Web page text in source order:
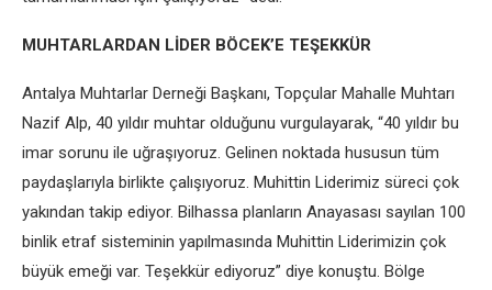
MUHTARLARDAN LİDER BÖCEK’E TEŞEKKÜR
Antalya Muhtarlar Derneği Başkanı, Topçular Mahalle Muhtarı
Nazif Alp, 40 yıldır muhtar olduğunu vurgulayarak, “40 yıldır bu
imar sorunu ile uğraşıyoruz. Gelinen noktada hususun tüm
paydaşlarıyla birlikte çalışıyoruz. Muhittin Liderimiz süreci çok
yakından takip ediyor. Bilhassa planların Anayasası sayılan 100
binlik etraf sisteminin yapılmasında Muhittin Liderimizin çok
büyük emeği var. Teşekkür ediyoruz” diye konuştu. Bölge